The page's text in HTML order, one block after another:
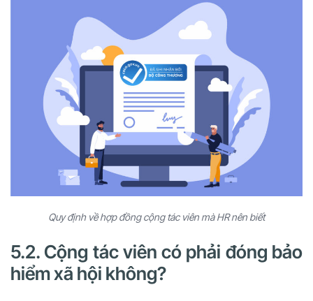
Quy định về hợp đồng cộng tác viên mà HR nên biết
5.2. Cộng tác viên có phải đóng bảo
hiểm xã hội không?